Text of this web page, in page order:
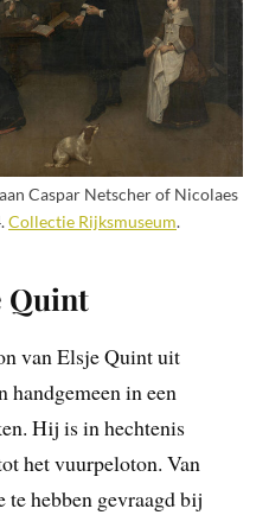
Caspar Netscher of Nicolaes
Collectie Rijksmuseum.
Quint
van Elsje Quint uit
handgemeen in een
Hij is in hechtenis
het vuurpeloton. Van
hebben gevraagd bij